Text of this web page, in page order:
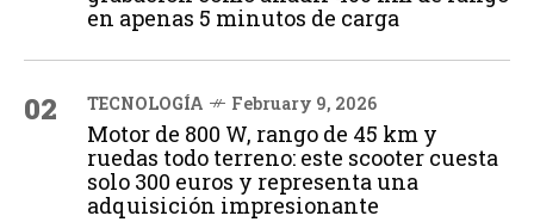
en apenas 5 minutos de carga
02 TECNOLOGÍA February 9, 2026
Motor de 800 W, rango de 45 km y
ruedas todo terreno: este scooter cuesta
solo 300 euros y representa una
adquisición impresionante